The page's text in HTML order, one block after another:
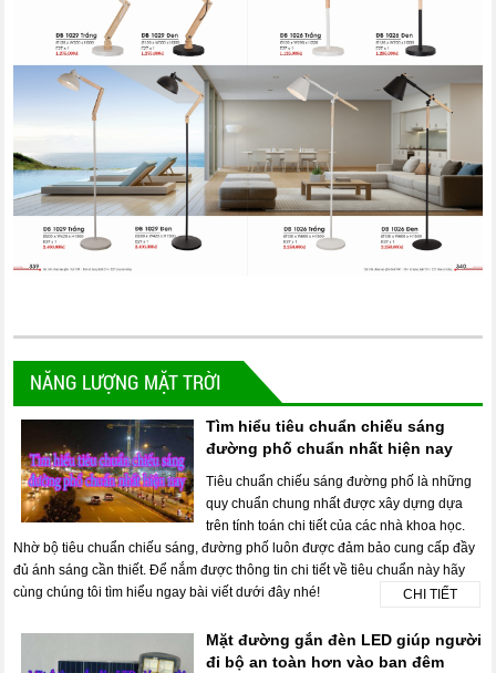
NĂNG LƯỢNG MẶT TRỜI
Tìm hiểu tiêu chuẩn chiếu sáng
đường phố chuẩn nhất hiện nay
Tiêu chuẩn chiếu sáng đường phố là những
quy chuẩn chung nhất được xây dựng dựa
trên tính toán chi tiết của các nhà khoa học.
Nhờ bộ tiêu chuẩn chiếu sáng, đường phố luôn được đảm bảo cung cấp đầy
đủ ánh sáng cần thiết. Để nắm được thông tin chi tiết về tiêu chuẩn này hãy
cùng chúng tôi tìm hiểu ngay bài viết dưới đây nhé!
CHI TIẾT
Mặt đường gắn đèn LED giúp người
đi bộ an toàn hơn vào ban đêm